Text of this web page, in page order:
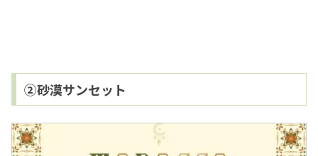
②砂漠サンセット